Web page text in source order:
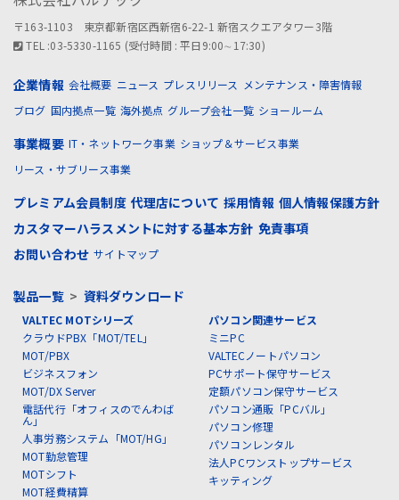
〒163-1103 東京都新宿区西新宿6-22-1 新宿スクエアタワー3階
TEL :03-5330-1165 (受付時間 : 平日9:00∼17:30)
企業情報 会社概要 ニュース プレスリリース
メンテナンス・障害情報
ブログ 国内拠点一覧 海外拠点 グループ会社一覧 ショールーム
事業概要 IT・ネットワーク事業 ショップ＆サービス事業
リース・サブリース事業
プレミアム会員制度 代理店について 採用情報 個人情報保護方針
カスタマーハラスメントに対する基本方針 免責事項
お問い合わせ サイトマップ
製品一覧> 資料ダウンロード
VALTEC MOTシリーズ
クラウドPBX「MOT/TEL」
MOT/PBX
ビジネスフォン
MOT/DX Server
電話代行「オフィスのでんわば
ん」
人事労務システム「MOT/HG」
MOT勤怠管理
MOTシフト
MOT経費精算
パソコン関連サービス
ミニPC
VALTECノートパソコン
PCサポート保守サービス
定額パソコン保守サービス
パソコン通販「PCバル」
パソコン修理
パソコンレンタル
法人PCワンストップサービス
キッティング